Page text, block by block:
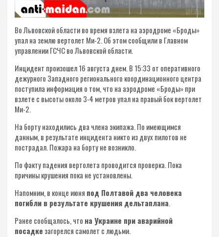
Во Львовской области во время взлета на аэродроме «Броды»
упал на землю вертолет Ми-2. Об этом сообщили в Главном
управлении ГСЧС во Львовской области.
Инцидент произошел 16 августа днем. В 15:33 от оперативного
дежурного Западного регионального координационного центра
поступила информация о том, что на аэродроме «Броды» при
взлете с высоты около 3-4 метров упал на правый бок вертолет
Ми-2.
На борту находились два члена экипажа. По имеющимся
данным, в результате инцидента никто из двух пилотов не
пострадал. Пожара на борту не возникло.
По факту падения вертолета проводится проверка. Пока
причины крушения пока не установлены.
Напомним, в конце июня под Полтавой два человека
погибли в результате крушения дельтаплана.
Ранее сообщалось, что на Украине при аварийной
посадке загорелся самолет с людьми.